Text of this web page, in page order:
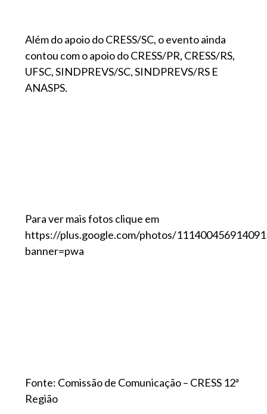
Além do apoio do CRESS/SC, o evento ainda
contou com o apoio do CRESS/PR, CRESS/RS,
UFSC, SINDPREVS/SC, SINDPREVS/RS E
ANASPS.
Para ver mais fotos clique em
https://plus.google.com/photos/
banner=pwa
Fonte: Comissão de Comunicação – CRESS 12ª
Região